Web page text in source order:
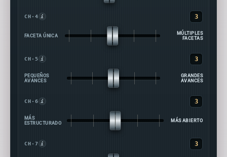
CH·4 i
MÚLTIPLES
FACETAS
FACETA ÚNICA
3
CH·5 i
GRANDES
AVANCES
PEQUEÑOS
AVANCES
3
CH·6 i
MÁS ABIERTO
MÁS
ESTRUCTURADO
3
CH·7 i 3